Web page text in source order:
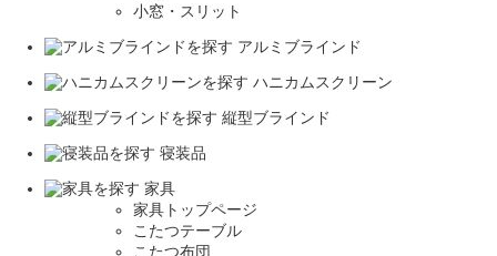
小窓・スリット
アルミブラインド
ハニカムスクリーン
縦型ブラインド
寝装品
家具
家具トップページ
こたつテーブル
こたつ布団